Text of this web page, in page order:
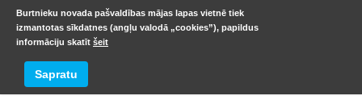
Kontakti
Burtnieku novada pašvaldības mājas lapas vietnē tiek
izmantotas sīkdatnes (angļu valodā „cookies”), papildus
informāciju skatīt šeit
Sapratu